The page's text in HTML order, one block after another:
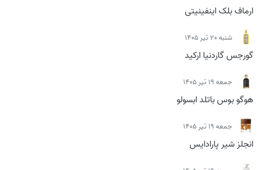
ارماف بلک اینفینیتی
شنبه 20 تیر 1405
گورجس گاردنیا ارکید
جمعه 19 تیر 1405
هوگو بوس باتلد ابسولو
جمعه 19 تیر 1405
انجلز شیر پارادایس